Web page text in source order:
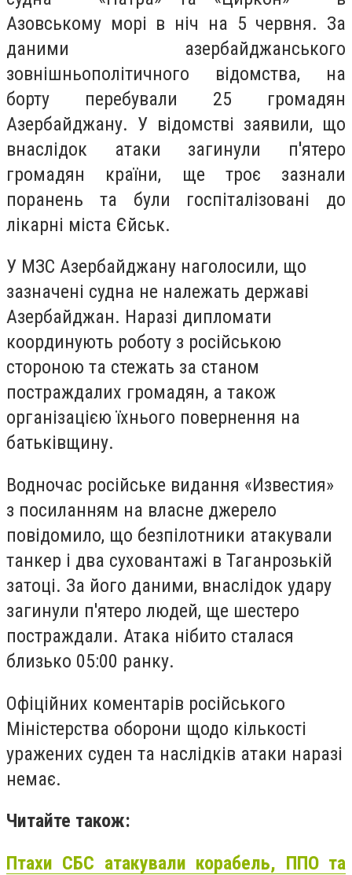
Азовському морі в ніч на 5 червня. За
даними азербайджанського
зовнішньополітичного відомства, на
борту перебували 25 громадян
Азербайджану. У відомстві заявили, що
внаслідок атаки загинули п'ятеро
громадян країни, ще троє зазнали
поранень та були госпіталізовані до
лікарні міста Єйськ.
У МЗС Азербайджану наголосили, що
зазначені судна не належать державі
Азербайджан. Наразі дипломати
координують роботу з російською
стороною та стежать за станом
постраждалих громадян, а також
організацією їхнього повернення на
батьківщину.
Водночас російське видання «Известия»
з посиланням на власне джерело
повідомило, що безпілотники атакували
танкер і два суховантажі в Таганрозькій
затоці. За його даними, внаслідок удару
загинули п'ятеро людей, ще шестеро
постраждали. Атака нібито сталася
близько 05:00 ранку.
Офіційних коментарів російського
Міністерства оборони щодо кількості
уражених суден та наслідків атаки наразі
немає.
Читайте також:
Птахи СБС атакували корабель, ППО та